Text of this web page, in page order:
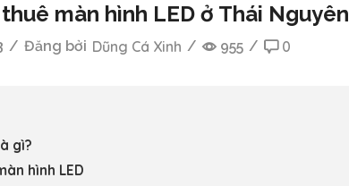
màn hình LED ở Thái Nguyên
/ Đăng bởi Dũng Cá Xinh / 955 / 0
gì?
hình LED